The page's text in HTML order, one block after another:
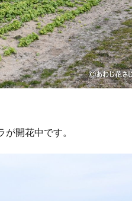
開花中です。